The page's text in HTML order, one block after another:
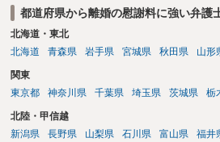
都道府県から離婚の慰謝料に強い弁護
北海道・東北
北海道
青森県 岩手県 宮城県 秋田県 山形
関東
東京都
神奈川県 千葉県 埼玉県 茨城県 栃
北陸・甲信越
新潟県
長野県 山梨県 石川県 富山県 福井